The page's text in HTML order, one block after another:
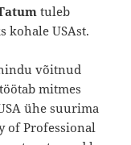
tuleb
kohale USAst.
võitnud
mitmes
ühe suurima
of Professional